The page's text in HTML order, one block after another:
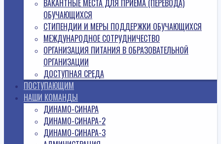
ВАКАНТНЫЕ МЕСТА ДЛЯ ПРИЕМА (ПЕРЕВОДА)
ОБУЧАЮЩИХСЯ
СТИПЕНДИИ И МЕРЫ ПОДДЕРЖКИ ОБУЧАЮЩИХСЯ
МЕЖДУНАРОДНОЕ СОТРУДНИЧЕСТВО
ОРГАНИЗАЦИЯ ПИТАНИЯ В ОБРАЗОВАТЕЛЬНОЙ
ОРГАНИЗАЦИИ
ДОСТУПНАЯ СРЕДА
ПОСТУПАЮЩИМ
НАШИ КОМАНДЫ
ДИНАМО-СИНАРА
ДИНАМО-СИНАРА-2
ДИНАМО-СИНАРА-3